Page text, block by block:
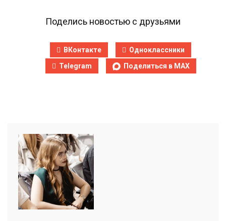
Поделись новостью с друзьями
ВКонтакте
Одноклассники
Telegram
Поделиться в MAX